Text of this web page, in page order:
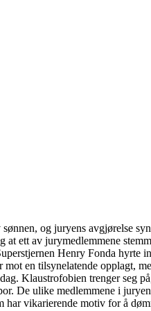
og juryens avgjørelse
ett av jurymedlemmene
Henry Fonda hyrte
en tilsynelatende opplagt,
Klaustrofobien trenger seg
De ulike medlemmene i
vikarierende motiv for å